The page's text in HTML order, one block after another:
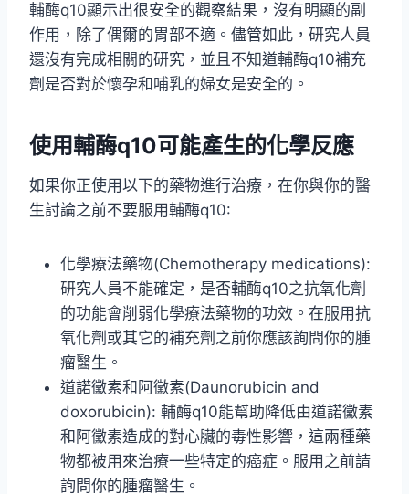
輔酶q10顯示出很安全的觀察結果，沒有明顯的副
作用，除了偶爾的胃部不適。儘管如此，研究人員
還沒有完成相關的研究，並且不知道輔酶q10補充
劑是否對於懷孕和哺乳的婦女是安全的。
使用輔酶q10可能產生的化學反應
如果你正使用以下的藥物進行治療，在你與你的醫
生討論之前不要服用輔酶q10:
化學療法藥物(Chemotherapy medications):
研究人員不能確定，是否輔酶q10之抗氧化劑
的功能會削弱化學療法藥物的功效。在服用抗
氧化劑或其它的補充劑之前你應該詢問你的腫
瘤醫生。
道諾黴素和阿黴素(Daunorubicin and
doxorubicin): 輔酶q10能幫助降低由道諾黴素
和阿黴素造成的對心臟的毒性影響，這兩種藥
物都被用來治療一些特定的癌症。服用之前請
詢問你的腫瘤醫生。